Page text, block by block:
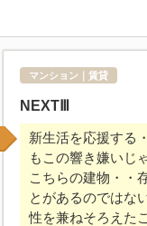
マンション｜賃貸
NEXTⅢ
新生活を応援す
もこの響き嫌いじ
こちらの建物・・
とがあるのではな
性を兼ねそろえた